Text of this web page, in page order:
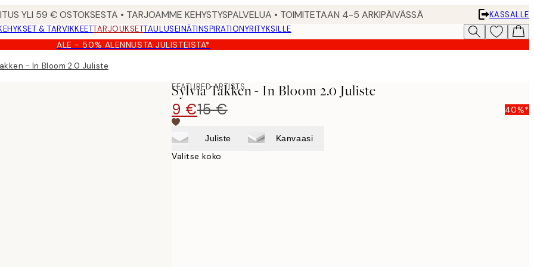
YLI 59 € OSTOKSESTA • TARJOAMME KEHYSTYSPALVELUA • TOIMITETAAN 4-5 ARKIPÄIVÄSSÄ
KASSALLE
& TARVIKKEETTARJOUKSETTAULUSEINÄTINSPIRATIONYRITYKSILLE
ALE - 50% ALENNUSTA JULISTEISTA*
- In Bloom 2.0 Juliste
FEATURED ARTISTS
Sylvia Takken - In Bloom 2.0 Juliste
9 €15 € 40%*
Juliste Kanvaasi
Valitse koko